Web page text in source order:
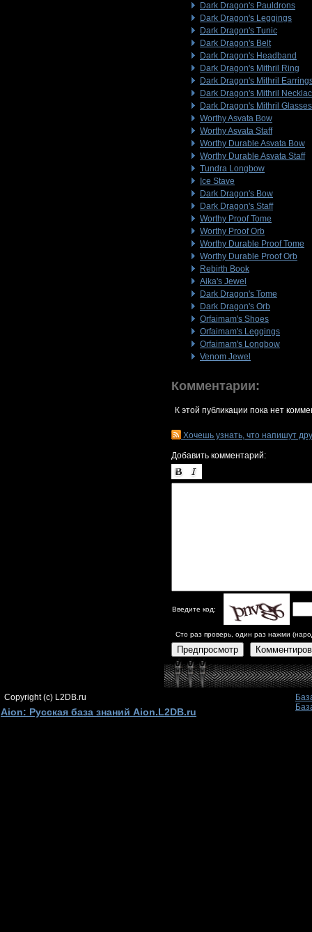
Dark Dragon's Pauldrons
Dark Dragon's Leggings
Dark Dragon's Tunic
Dark Dragon's Belt
Dark Dragon's Headband
Dark Dragon's Mithril Ring
Dark Dragon's Mithril
Dark Dragon's Mithril
Dark Dragon's Mithril Glasses
Worthy Asvata Bow
Worthy Asvata Staff
Worthy Durable Asvata Bow
Worthy Durable Asvata Staff
Tundra Longbow
Ice Stave
Dark Dragon's Bow
Dark Dragon's Staff
Worthy Proof Tome
Worthy Proof Orb
Worthy Durable Proof Tome
Worthy Durable Proof Orb
Rebirth Book
Aika's Jewel
Dark Dragon's Tome
Dark Dragon's Orb
Orfaimam's Shoes
Orfaimam's Leggings
Orfaimam's Longbow
Venom Jewel
Комментарии:
К этой публикации пока нет
Хочешь узнать, что напишут
Добавить комментарий:
Введите код:
Сто раз проверь, один раз нажми
Предпросмотр
Copyright (c) L2DB.ru
Aion: Русская база знаний Aion.L2DB.ru